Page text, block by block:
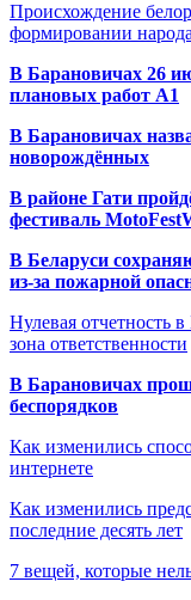
Происхождение
формировании народа
В Барановичах 26
плановых работ A1
В Барановичах
новорождённых
В районе Гати
фестиваль
В Беларуси
из-за пожарной
Нулевая отчетность
зона ответственности
В Барановичах
беспорядков
Как изменились
интернете
Как изменились
последние десять лет
7 вещей, которые